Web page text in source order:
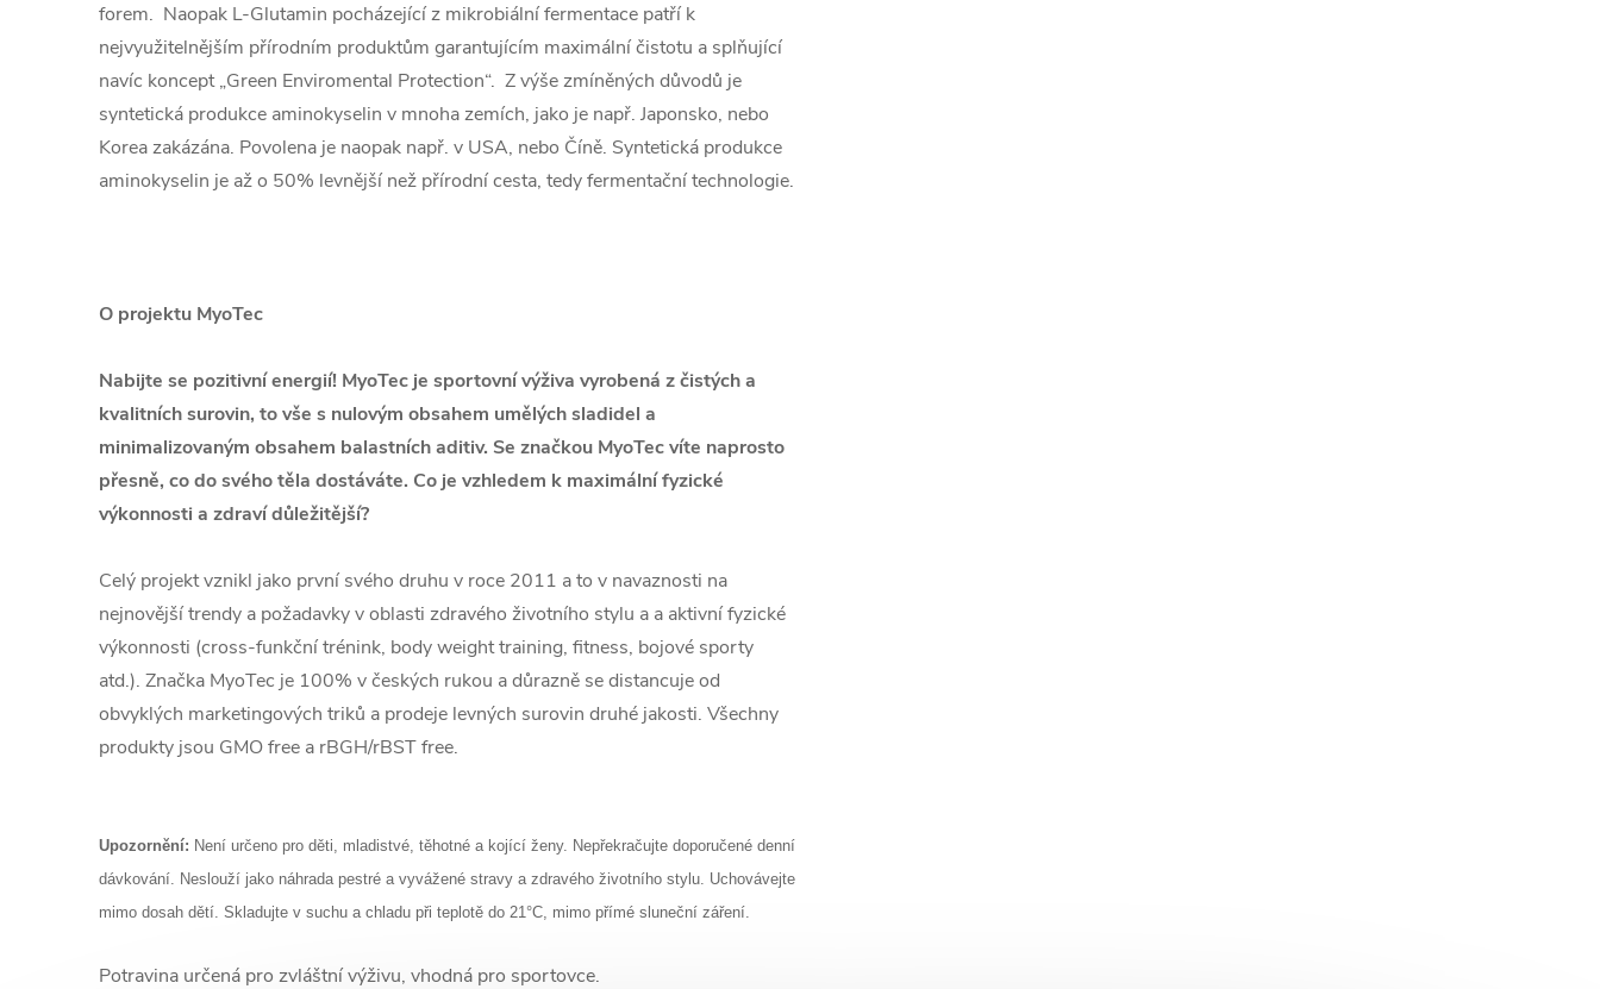
forem. Naopak L-Glutamin pocházející z mikrobiální fermentace patří k
nejvyužitelnějším přírodním produktům garantujícím maximální čistotu a splňující
navíc koncept „Green Enviromental Protection“. Z výše zmíněných důvodů je
syntetická produkce aminokyselin v mnoha zemích, jako je např. Japonsko, nebo
Korea zakázána. Povolena je naopak např. v USA, nebo Číně. Syntetická produkce
aminokyselin je až o 50% levnější než přírodní cesta, tedy fermentační technologie.
O projektu MyoTec
Nabijte se pozitivní energií! MyoTec je sportovní výživa vyrobená z čistých a
kvalitních surovin, to vše s nulovým obsahem umělých sladidel a
minimalizovaným obsahem balastních aditiv. Se značkou MyoTec víte naprosto
přesně, co do svého těla dostáváte. Co je vzhledem k maximální fyzické
výkonnosti a zdraví důležitější?
Celý projekt vznikl jako první svého druhu v roce 2011 a to v navaznosti na
nejnovější trendy a požadavky v oblasti zdravého životního stylu a a aktivní fyzické
výkonnosti (cross-funkční trénink, body weight training, fitness, bojové sporty
atd.). Značka MyoTec je 100% v českých rukou a důrazně se distancuje od
obvyklých marketingových triků a prodeje levných surovin druhé jakosti. Všechny
produkty jsou GMO free a rBGH/rBST free.
Upozornění: Není určeno pro děti, mladistvé, těhotné a kojící ženy. Nepřekračujte doporučené denní
dávkování. Neslouží jako náhrada pestré a vyvážené stravy a zdravého životního stylu. Uchovávejte
mimo dosah dětí. Skladujte v suchu a chladu při teplotě do 21°C, mimo přímé sluneční záření.
Potravina určená pro zvláštní výživu, vhodná pro sportovce.